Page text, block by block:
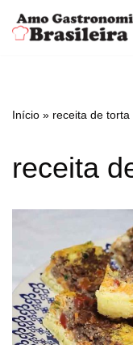
Pular
conteúdo
Início » receita de torta
receita